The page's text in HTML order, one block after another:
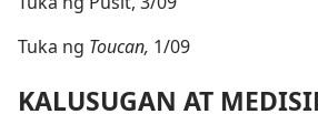
Tuka ng Toucan, 1/09
KALUSUGAN AT